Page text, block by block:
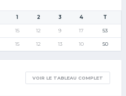
1 2 3 4 T
15 12 9 17 53
15 12 13 10 50
VOIR LE TABLEAU COMPLET